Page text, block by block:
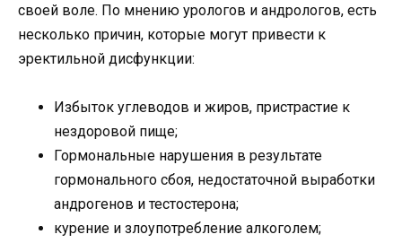
своей воле. По мнению урологов и андрологов, есть
несколько причин, которые могут привести к
эректильной дисфункции:
Избыток углеводов и жиров, пристрастие к
нездоровой пище;
Гормональные нарушения в результате
гормонального сбоя, недостаточной выработки
андрогенов и тестостерона;
курение и злоупотребление алкоголем;